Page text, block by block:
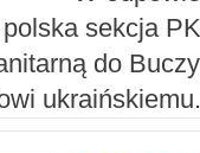
sekcja
do